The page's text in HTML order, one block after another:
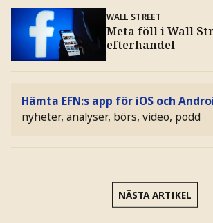
WALL STREET
Meta föll i Wall
efterhandel
Hämta EFN:s app för iOS och
nyheter, analyser, börs, video, podd
NÄSTA ARTIKEL